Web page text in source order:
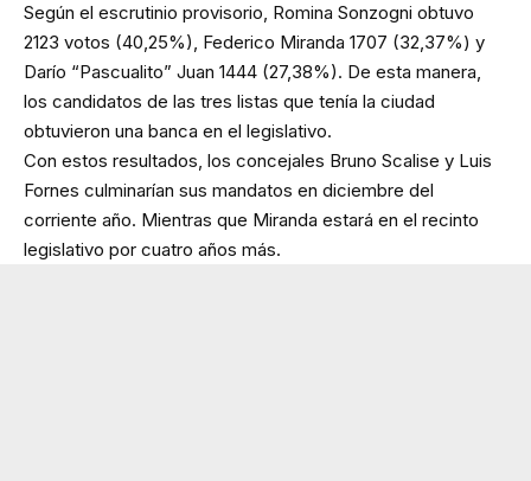
Según el escrutinio provisorio, Romina Sonzogni obtuvo
2123 votos (40,25%), Federico Miranda 1707 (32,37%) y
Darío “Pascualito” Juan 1444 (27,38%). De esta manera,
los candidatos de las tres listas que tenía la ciudad
obtuvieron una banca en el legislativo.
Con estos resultados, los concejales Bruno Scalise y Luis
Fornes culminarían sus mandatos en diciembre del
corriente año. Mientras que Miranda estará en el recinto
legislativo por cuatro años más.